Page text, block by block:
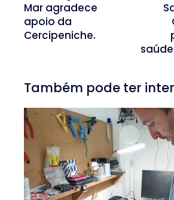
Mar agradece
apoio da
Cercipeniche.
Também pode ter